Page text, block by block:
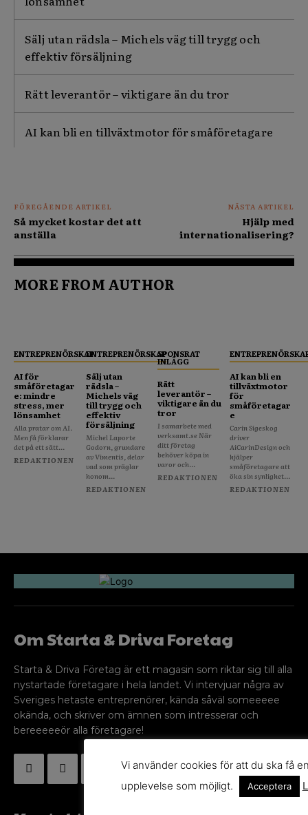
Sälj utan rädsla – Michels väg till trygg och
effektiv försäljning
Rätt leverantör – viktigare än du tror
AI kan bli en tillväxtmotor för småföretagare
FÖREGÅENDE ARTIKEL
Så mycket kostar det att
anställa
NÄSTA ARTIKEL
Hjälp med
internationalisering?
MORE FROM AUTHOR
ENTREPRENÖRSKAP
AI för
småföretagar
e: mindre
stress, mer
lönsamhet
Alla pratar om AI.
Men få förklarar
det på ett sätt...
REDAKTIONEN
ENTREPRENÖRSKAP
Sälj utan
rädsla –
Michels väg
till trygg och
effektiv
försäljning
Michel Laporte
Godorn, grundare
av Vimentis, delar
vad som präglar
honom...
REDAKTIONEN
SPONSRAT
INLÄGG
Rätt
leverantör –
viktigare än du
tror
I samarbete med
verksamt.se När
ditt företag
behöver köpa in
varor och...
REDAKTIONEN
AI kan bli en
tillväxtmotor
för
småföretagar
e
Carin Sigeskog
driver
AiCarinDesign och
hjälper
småföretagare att
öka sin synlighet...
REDAKTIONEN
Om Starta & Driva Foretag
Starta & Driva Företag är ett magasin som riktar sig till alla
nystartade företagare i hela landet. Vi intervjuar några av
Sveriges hetaste entreprenörer, kända såväl someeeee
okända, och skriver om ämnen som intresserar och
bereeeeeör alla företagare!
Vi använder cookies för att du ska få
upplevelse som möjligt.
Acceptera